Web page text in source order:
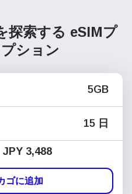
探索する eSIMプ
ション
5GB
15 日
JPY 3,488
ゴに追加